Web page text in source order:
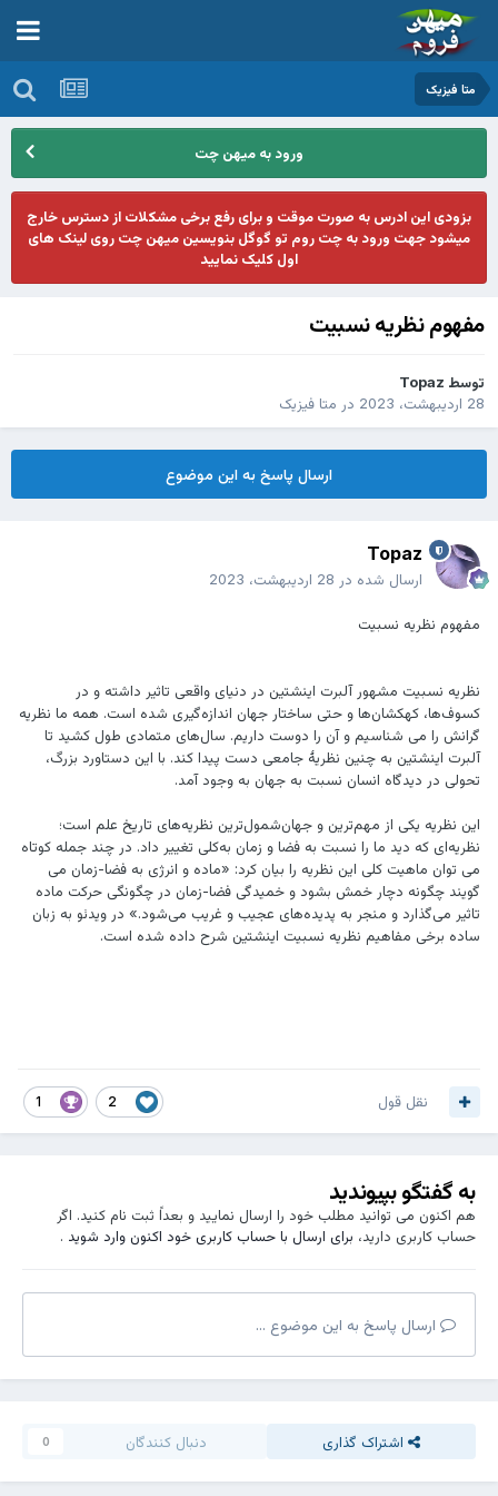
متا فیزیک
ورود به میهن چت
بزودی این ادرس به صورت موقت و برای رفع برخی مشکلات از دسترس خارج
میشود جهت ورود به چت روم تو گوگل بنویسین میهن چت روی لینک های
اول کلیک نمایید
مفهوم نظریه نسبیت
توسط Topaz
28 اردیبهشت، 2023
در متا فیزیک
ارسال پاسخ به این موضوع
Topaz
ارسال شده در 28 اردیبهشت، 2023
مفهوم نظریه نسبیت
نظریه نسبیت مشهور آلبرت اینشتین در دنیای واقعی تاثیر داشته و در
کسوف‌ها، کهکشان‌ها و حتی ساختار جهان اندازه‌گیری شده است. همه ما نظریه
گرانش را می شناسیم و آن را دوست داریم. سال‌های متمادی طول کشید تا
آلبرت اینشتین به چنین نظریۀ جامعی دست پیدا کند. با این دستاورد بزرگ،
تحولی در دیدگاه انسان نسبت به جهان به وجود آمد.
این نظریه یکی از مهم‌ترین و جهان‌شمول‌ترین نظریه‌ها‌ی تاریخ علم است؛
نظریه‌ای که دید ما را نسبت به فضا و زمان به‌کلی تغییر داد. در چند جمله کوتاه
می توان ماهیت کلی این نظریه را بیان کرد: «ماده و انرژی به فضا-زمان می
گویند چگونه دچار خمش بشود و خمیدگی فضا-زمان در چگونگی حرکت ماده
تاثیر می‌گذارد و منجر به پدیده‌های عجیب و غریب می‌شود.» در ویدئو به زبان
ساده برخی مفاهیم نظریه نسبیت اینشتین شرح داده شده است.
2 نقل قول
به گفتگو بپیوندید
هم اکنون می توانید مطلب خود را ارسال نمایید و بعداً ثبت نام کنید. اگر
حساب کاربری دارید، برای ارسال با حساب کاربری خود اکنون وارد شوید.
ارسال پاسخ به این موضوع ...
اشتراک گذاری دنبال کنندگان 0